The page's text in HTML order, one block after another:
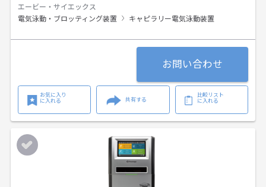
エービー・サイエックス
電気泳動・ブロッティング装置
キャピラリー電気泳動装置
お問い合わせ
お気に入り
に入れる
共有する
比較リスト
に入れる